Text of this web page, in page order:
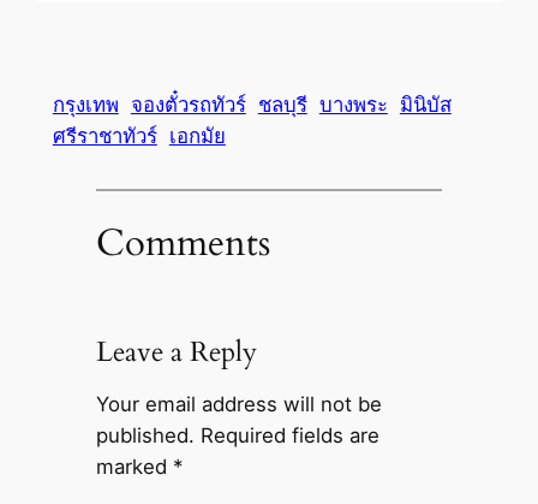
กรุงเทพ จองตั๋วรถทัวร์ ชลบุรี บางพระ มินิบัส
ศรีราชาทัวร์ เอกมัย
Comments
Leave a Reply
Your email address will not be
published. Required fields are
marked *